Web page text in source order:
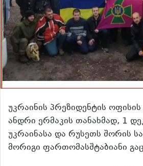
უკრაინის პრეზიდენტის
ანდრი ერმაკის თანახმად, 1
უკრაინასა და რუსეთს შორის
მორიგი ფართომასშტაბიანი